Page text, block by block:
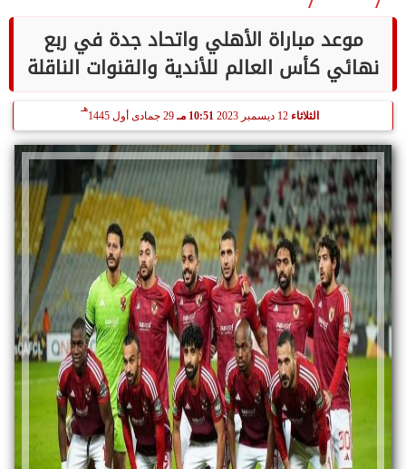
موعد مباراة الأهلي واتحاد جدة في ربع
نهائي كأس العالم للأندية والقنوات الناقلة
الثلاثاء 12 ديسمبر 2023 10:51 مـ 29 جمادى أول 1445
هـ